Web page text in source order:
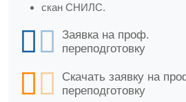
скан СНИЛС.
Заявка на проф.
переподготовку
Скачать заявку на
переподготовку